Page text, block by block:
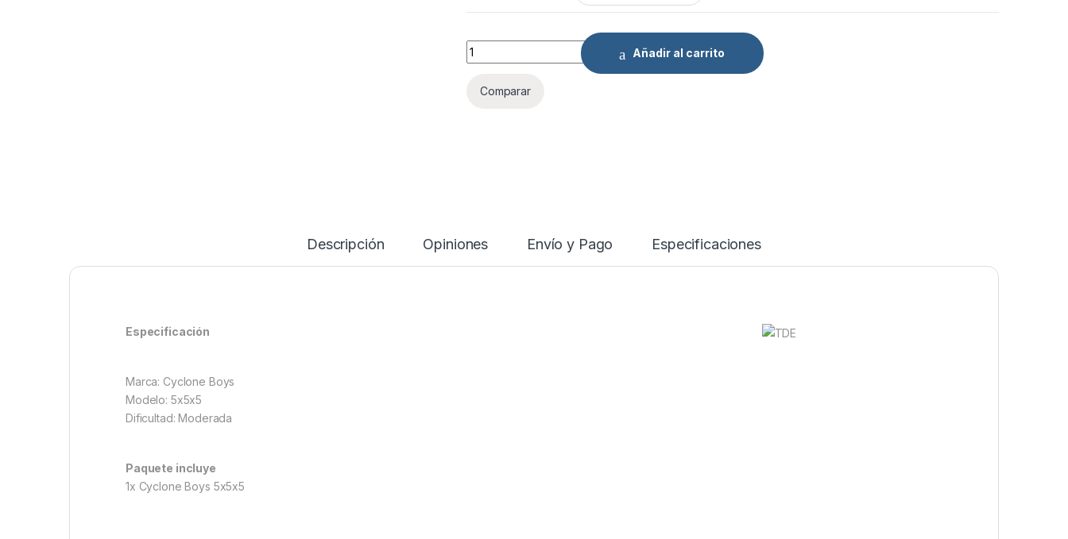
Cyclone Boys 5x5 quantity
Añadir al carrito
Comparar
Descripción Opiniones Envío y Pago Especificaciones
Especificación
Marca: Cyclone Boys
Modelo: 5x5x5
Dificultad: Moderada
Paquete incluye
1x Cyclone Boys 5x5x5